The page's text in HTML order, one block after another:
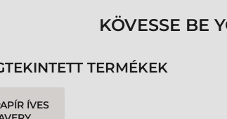
KÖVESSE BE
TERMÉKEK
ÍVES